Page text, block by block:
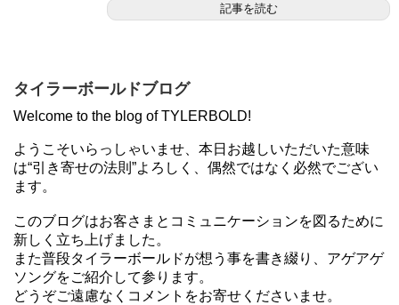
記事を読む
タイラーボールドブログ
Welcome to the blog of TYLERBOLD!
ようこそいらっしゃいませ、本日お越しいただいた意味
は“引き寄せの法則”よろしく、偶然ではなく必然でござい
ます。
このブログはお客さまとコミュニケーションを図るために
新しく立ち上げました。
また普段タイラーボールドが想う事を書き綴り、アゲアゲ
ソングをご紹介して参ります。
どうぞご遠慮なくコメントをお寄せくださいませ。